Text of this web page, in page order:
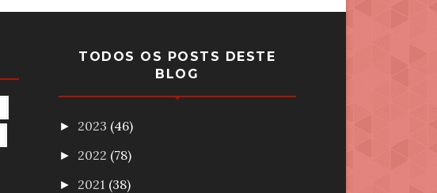
TODOS OS POSTS DESTE
BLOG
► 2023 (46)
► 2022 (78)
► 2021 (38)